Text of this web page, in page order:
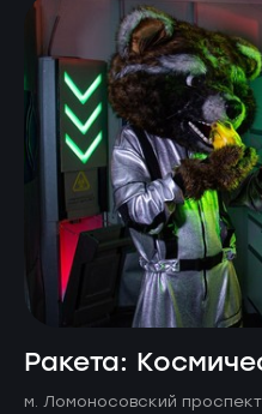
Ракета:
м. Ломоносовский проспект